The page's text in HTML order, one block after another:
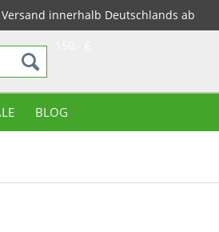
innerhalb Deutschlands ab
BLOG